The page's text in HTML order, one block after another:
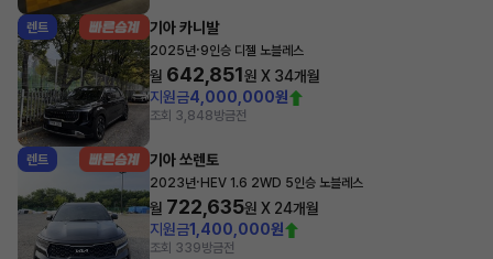
렌트 기아 카니발
2025년·9인승 디젤 노블레스
월 642,851원 X 34개월
지원금4,000,000원
조회 3,848방금전
렌트 기아 쏘렌토
2023년· HEV 1.6 2WD 5인승 노블레스
월 722,635원 X 24개월
지원금1,400,000원
조회 339방금전